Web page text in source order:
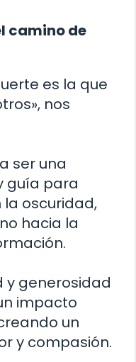
camino de
es la que
nos
ser una
guía para
oscuridad,
hacia la
generosidad
impacto
un
y compasión.